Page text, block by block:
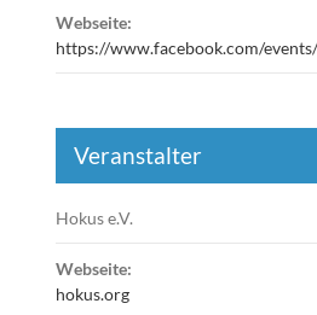
Webseite:
https://www.facebook.com/
Veranstalter
Hokus e.V.
Webseite:
hokus.org